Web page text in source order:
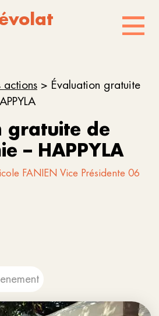
actions > Évaluation gratuite
gratuite de
– HAPPYLA
FANIEN Vice Présidente 06